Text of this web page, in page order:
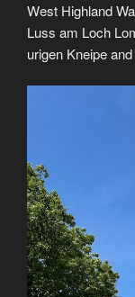
West Highland
Luss am Loch
urigen Kneipe